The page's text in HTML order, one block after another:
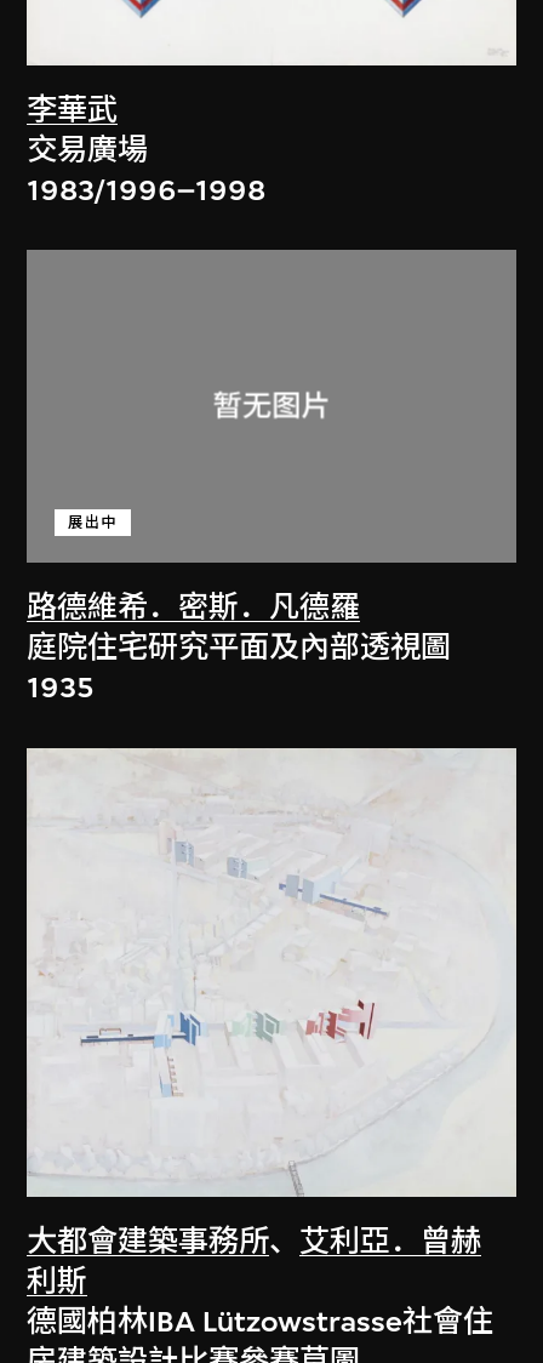
李華武
交易廣場
1983/1996–1998
路德維希．密斯．凡德羅
展出中
庭院住宅研究平面及內部透視圖
1935
大都會建築事務所、 艾利亞．曾赫
利斯
德國柏林IBA Lützowstrasse社會住